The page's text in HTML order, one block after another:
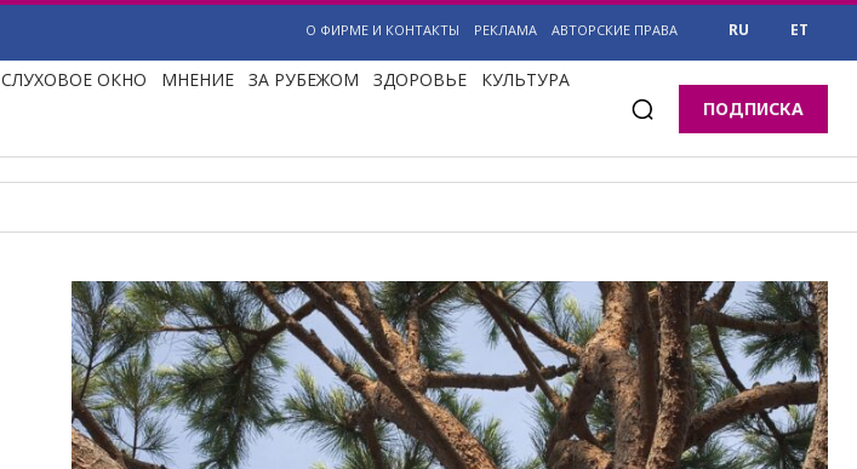
О ФИРМЕ И КОНТАКТЫ РЕКЛАМА АВТОРСКИЕ ПРАВА RU ET
СЛУХОВОЕ ОКНО МНЕНИЕ ЗА РУБЕЖОМ ЗДОРОВЬЕ КУЛЬТУРА
ПОДПИСКА